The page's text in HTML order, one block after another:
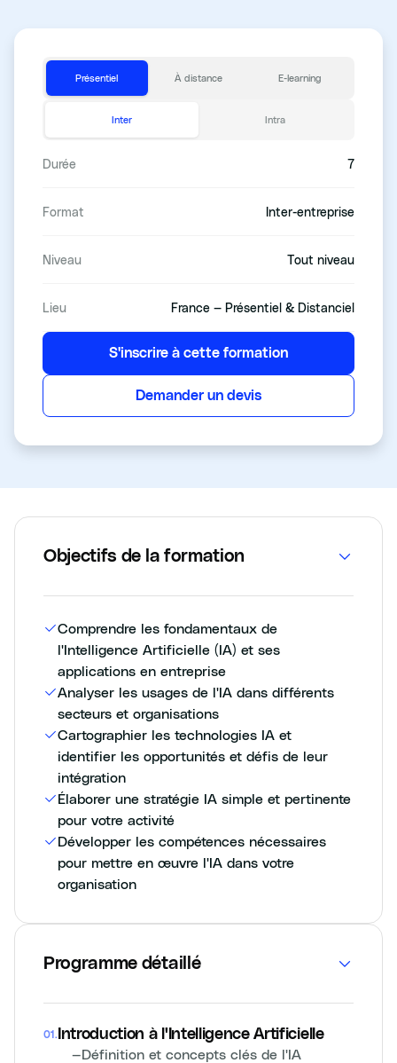
Présentiel À distance E-learning
Inter Intra
Durée 7
Format Inter-entreprise
Niveau Tout niveau
Lieu France — Présentiel & Distanciel
S'inscrire à cette formation
Demander un devis
Objectifs de la formation
Comprendre les fondamentaux de
l'Intelligence Artificielle (IA) et ses
applications en entreprise
Analyser les usages de l'IA dans différents
secteurs et organisations
Cartographier les technologies IA et
identifier les opportunités et défis de leur
intégration
Élaborer une stratégie IA simple et pertinente
pour votre activité
Développer les compétences nécessaires
pour mettre en œuvre l'IA dans votre
organisation
Programme détaillé
01 . Introduction à l'Intelligence Artificielle
—Définition et concepts clés de l'IA